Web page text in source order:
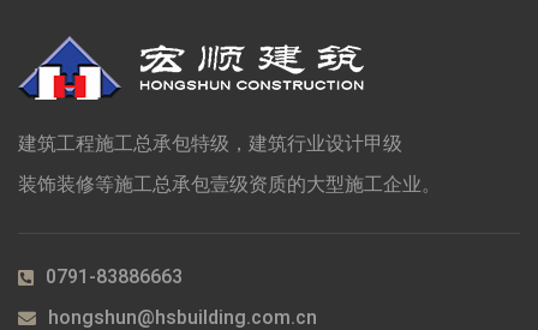
建筑工程施工总承包特级，建筑行业设计甲级
装饰装修等施工总承包壹级资质的大型施工企业。
0791-83886663
hongshun@hsbuilding.com.cn